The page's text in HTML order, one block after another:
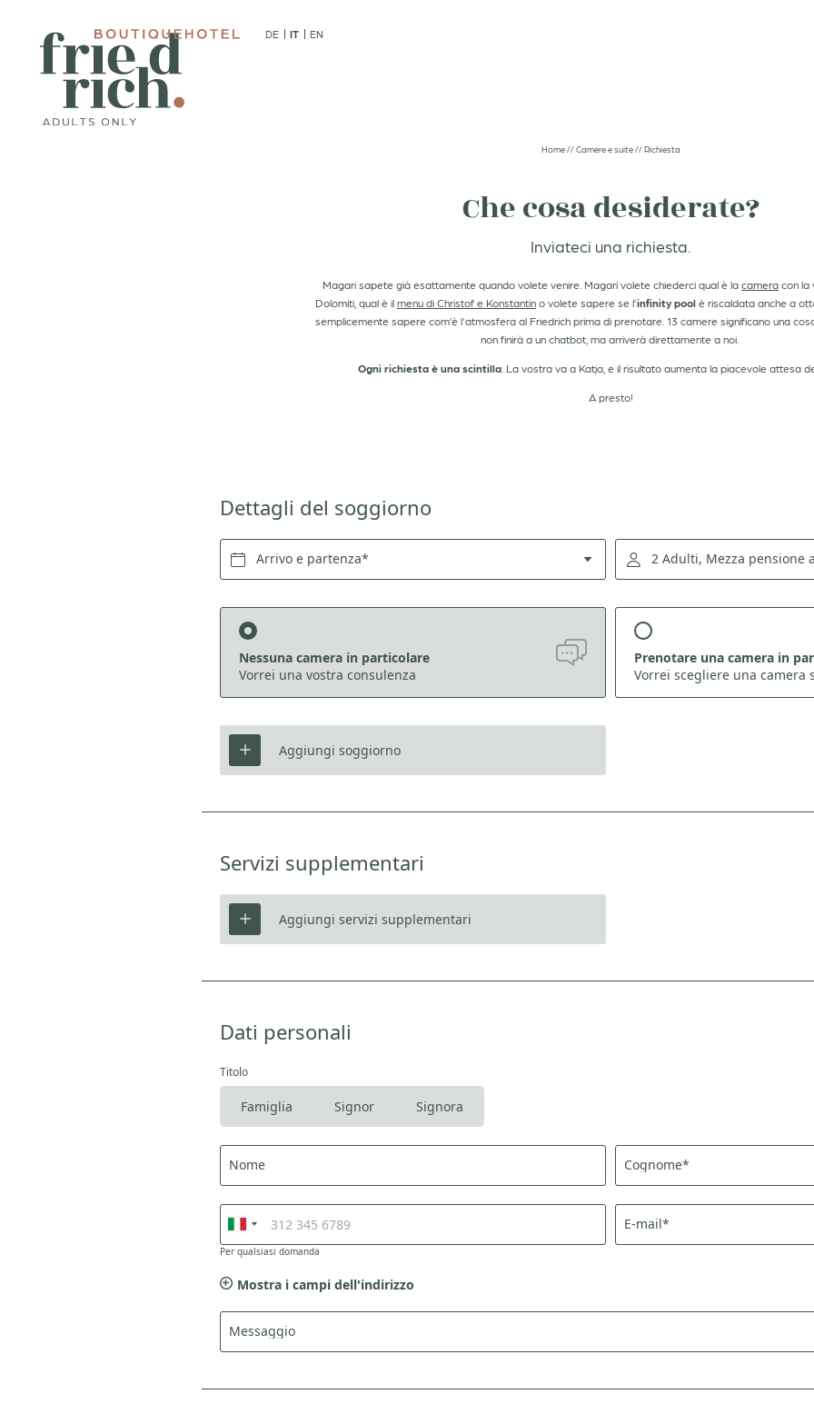
DE IT EN
01
Menu serale
Vini e bar
Home//Camere e suite//Richiesta
Che cosa desiderate?
Inviateci una richiesta.
Magari sapete già esattamente quando volete venire. Magari volete chiederci qual è lacameracon la
Dolomiti, qual è ilmenu di Christof e Konstantino volete sapere se l’infinity poolè riscaldata anche a
semplicemente sapere com’è l'atmosfera al Friedrich prima di prenotare. 13 camere significano una
non finirà a un chatbot, ma arriverà direttamente a noi.
Ogni richiesta è una scintilla. La vostra va a Katja, e il risultato aumenta la piacevole attesa
A presto!
Dettagli del soggiorno
Arrivo e partenza* 2 Adulti, Mezza pensione
Nessuna camera in particolare
Vorrei una vostra consulenza
Prenotare una camera in
Vorrei scegliere una camera
Aggiungi soggiorno
Servizi supplementari
Aggiungi servizi supplementari
Dati personali
Titolo
Famiglia Signor Signora
Nome Cognome*
Per qualsiasi domanda
E-mail*
Mostra i campi dell'indirizzo
Messaggio
Registrazione alla
Signora
Cognome*
E-mail*
Consenso marketing*
*campi obbligatori